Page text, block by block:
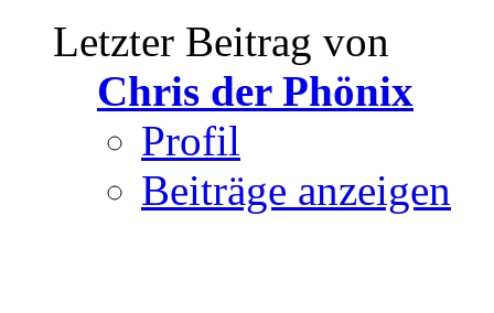
Letzter Beitrag von
Chris der Phönix
Profil
Beiträge anzeigen